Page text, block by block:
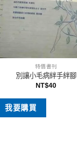
特價書刊
別讓小毛病絆手絆腳
NT$40
我要購買